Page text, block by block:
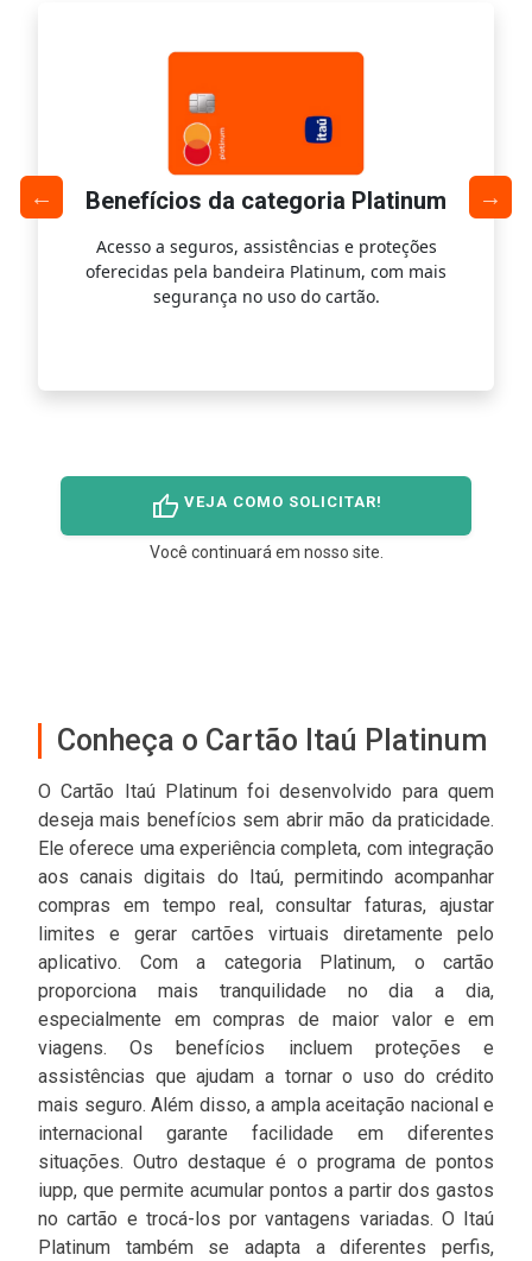
Benefícios da categoria Platinum
Acesso a seguros, assistências e proteções
oferecidas pela bandeira Platinum, com mais
segurança no uso do cartão.
thumb_up VEJA COMO SOLICITAR!
Você continuará em nosso site.
Conheça o Cartão Itaú Platinum
O Cartão Itaú Platinum foi desenvolvido para quem
deseja mais benefícios sem abrir mão da praticidade.
Ele oferece uma experiência completa, com integração
aos canais digitais do Itaú, permitindo acompanhar
compras em tempo real, consultar faturas, ajustar
limites e gerar cartões virtuais diretamente pelo
aplicativo. Com a categoria Platinum, o cartão
proporciona mais tranquilidade no dia a dia,
especialmente em compras de maior valor e em
viagens. Os benefícios incluem proteções e
assistências que ajudam a tornar o uso do crédito
mais seguro. Além disso, a ampla aceitação nacional e
internacional garante facilidade em diferentes
situações. Outro destaque é o programa de pontos
iupp, que permite acumular pontos a partir dos gastos
no cartão e trocá-los por vantagens variadas. O Itaú
Platinum também se adapta a diferentes perfis,